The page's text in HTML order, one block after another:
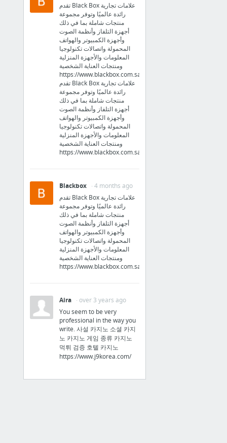
تقدم Black Box علامات تجارية
رائدة عالميًا وتوفر مجموعة
منتجات شاملة بما في ذلك
أجهزة التلفاز وأنظمة الصوت
وأجهزة الكمبيوتر والهواتف
المحمولة واتصالات تكنولوجيا
المعلومات والأجهزة المنزلية
ومنتجات العناية الشخصية
https://www.blackbox.com.sa/
تقدم Black Box علامات تجارية
رائدة عالميًا وتوفر مجموعة
منتجات شاملة بما في ذلك
أجهزة التلفاز وأنظمة الصوت
وأجهزة الكمبيوتر والهواتف
المحمولة واتصالات تكنولوجيا
المعلومات والأجهزة المنزلية
ومنتجات العناية الشخصية
https://www.blackbox.com.sa/
Blackbox
· 4 months ago
تقدم Black Box علامات تجارية
رائدة عالميًا وتوفر مجموعة
منتجات شاملة بما في ذلك
أجهزة التلفاز وأنظمة الصوت
وأجهزة الكمبيوتر والهواتف
المحمولة واتصالات تكنولوجيا
المعلومات والأجهزة المنزلية
ومنتجات العناية الشخصية
https://www.blackbox.com.sa/
Aira
· over 3 years ago
You seem to be very
professional in the way you
write. 사설 카지노 소셜 카지
노 카지노 게임 종류 카지노
먹튀 검증 호텔 카지노
https://www.j9korea.com/